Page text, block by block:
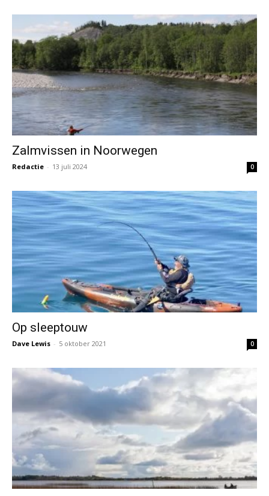
Zalmvissen in Noorwegen
Redactie - 13 juli 2024 0
Op sleeptouw
Dave Lewis - 5 oktober 2021 0